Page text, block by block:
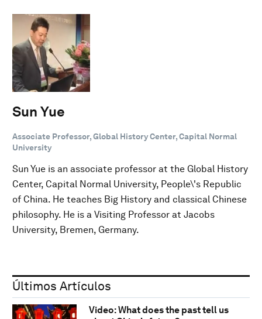
Sun Yue
Associate Professor, Global History Center, Capital Normal
University
Sun Yue is an associate professor at the Global History
Center, Capital Normal University, People\'s Republic
of China. He teaches Big History and classical Chinese
philosophy. He is a Visiting Professor at Jacobs
University, Bremen, Germany.
Últimos Artículos
Video: What does the past tell us